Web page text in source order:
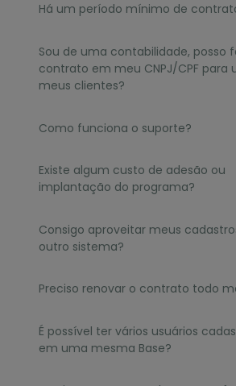
Há um período mínimo de
Sou de uma contabilidade, posso
contrato em meu CNPJ/CPF para
meus clientes?
Como funciona o suporte?
Existe algum custo de adesão ou
implantação do programa?
Consigo aproveitar meus
outro sistema?
Preciso renovar o contrato todo
É possível ter vários usuários
em uma mesma Base?